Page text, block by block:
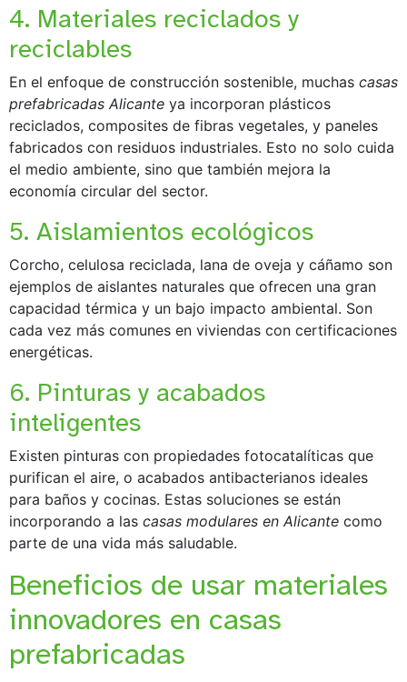
4. Materiales reciclados y
reciclables
En el enfoque de construcción sostenible, muchas casas
prefabricadas Alicante ya incorporan plásticos
reciclados, composites de fibras vegetales, y paneles
fabricados con residuos industriales. Esto no solo cuida
el medio ambiente, sino que también mejora la
economía circular del sector.
5. Aislamientos ecológicos
Corcho, celulosa reciclada, lana de oveja y cáñamo son
ejemplos de aislantes naturales que ofrecen una gran
capacidad térmica y un bajo impacto ambiental. Son
cada vez más comunes en viviendas con certificaciones
energéticas.
6. Pinturas y acabados
inteligentes
Existen pinturas con propiedades fotocatalíticas que
purifican el aire, o acabados antibacterianos ideales
para baños y cocinas. Estas soluciones se están
incorporando a las casas modulares en Alicante como
parte de una vida más saludable.
Beneficios de usar materiales
innovadores en casas
prefabricadas